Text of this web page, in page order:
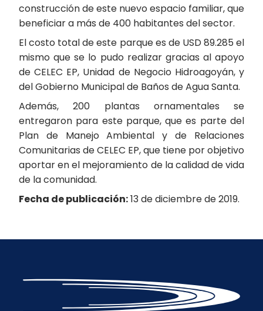
construcción de este nuevo espacio familiar, que
beneficiar a más de 400 habitantes del sector.
El costo total de este parque es de USD 89.285 el
mismo que se lo pudo realizar gracias al apoyo
de CELEC EP, Unidad de Negocio Hidroagoyán, y
del Gobierno Municipal de Baños de Agua Santa.
Además, 200 plantas ornamentales se
entregaron para este parque, que es parte del
Plan de Manejo Ambiental y de Relaciones
Comunitarias de CELEC EP, que tiene por objetivo
aportar en el mejoramiento de la calidad de vida
de la comunidad.
Fecha de publicación:13 de diciembre de 2019.